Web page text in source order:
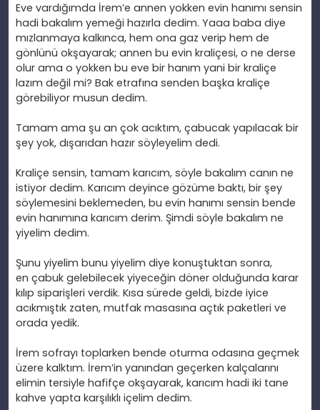
Eve vardığımda İrem’e annen yokken evin hanımı sensin
hadi bakalım yemeği hazırla dedim. Yaaa baba diye
mızlanmaya kalkınca, hem ona gaz verip hem de
gönlünü okşayarak; annen bu evin kraliçesi, o ne derse
olur ama o yokken bu eve bir hanım yani bir kraliçe
lazım değil mi? Bak etrafına senden başka kraliçe
görebiliyor musun dedim.
Tamam ama şu an çok acıktım, çabucak yapılacak bir
şey yok, dışarıdan hazır söyleyelim dedi.
Kraliçe sensin, tamam karıcım, söyle bakalım canın ne
istiyor dedim. Karıcım deyince gözüme baktı, bir şey
söylemesini beklemeden, bu evin hanımı sensin bende
evin hanımına karıcım derim. Şimdi söyle bakalım ne
yiyelim dedim.
Şunu yiyelim bunu yiyelim diye konuştuktan sonra,
en çabuk gelebilecek yiyeceğin döner olduğunda karar
kılıp siparişleri verdik. Kısa sürede geldi, bizde iyice
acıkmıştık zaten, mutfak masasına açtık paketleri ve
orada yedik.
İrem sofrayı toplarken bende oturma odasına geçmek
üzere kalktım. İrem’in yanından geçerken kalçalarını
elimin tersiyle hafifçe okşayarak, karıcım hadi iki tane
kahve yapta karşılıklı içelim dedim.